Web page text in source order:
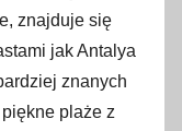
znajduje się
jak Antalya
znanych
plaże z